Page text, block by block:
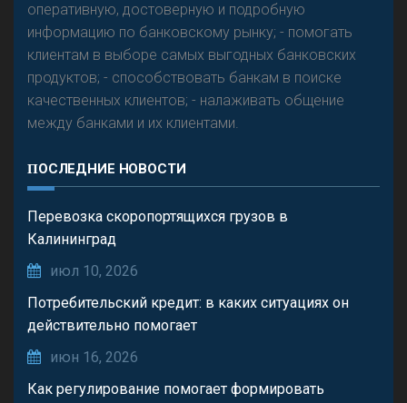
оперативную, достоверную и подробную
информацию по банковскому рынку; - помогать
клиентам в выборе самых выгодных банковских
продуктов; - способствовать банкам в поиске
качественных клиентов; - налаживать общение
между банками и их клиентами.
ПОСЛЕДНИЕ НОВОСТИ
Перевозка скоропортящихся грузов в
Калининград
июл 10, 2026
Потребительский кредит: в каких ситуациях он
действительно помогает
июн 16, 2026
Как регулирование помогает формировать